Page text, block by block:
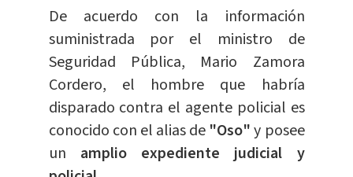
De acuerdo con la información
suministrada por el ministro de
Seguridad Pública, Mario Zamora
Cordero, el hombre que habría
disparado contra el agente policial es
conocido con el alias de "Oso"y posee
un amplio expediente judicial y